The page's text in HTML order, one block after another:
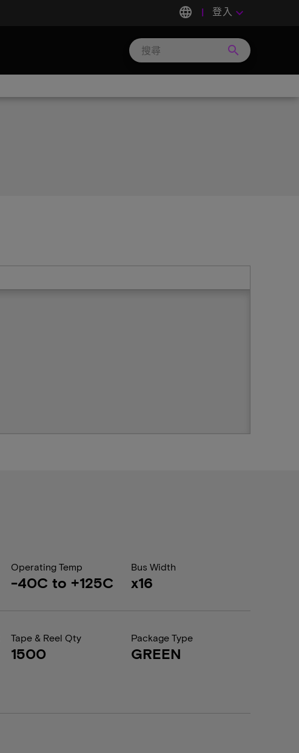
language 登入 keyboard_arrow_down
search
Operating Temp
-40C to +125C
Bus Width
x16
Tape & Reel Qty
1500
Package Type
GREEN